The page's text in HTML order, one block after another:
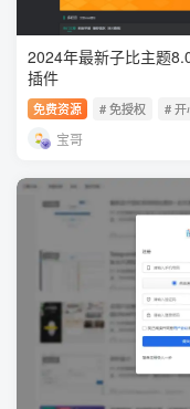
2024年最新子比主题
插件
免费资源 # 免授权 # 开
宝哥